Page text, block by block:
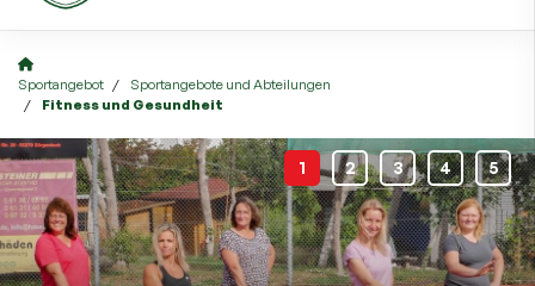
Sportangebot
Sportangebote und Abteilungen
Fitness und Gesundheit